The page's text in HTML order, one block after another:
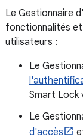
Le Gestionnaire
fonctionnalités
utilisateurs :
Le
Smart Lock
Le
d'accès